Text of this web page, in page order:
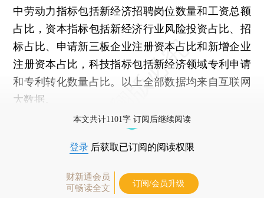
中劳动力指标包括新经济招聘岗位数量和工资总额
占比，资本指标包括新经济行业风险投资占比、招
标占比、申请新三板企业注册资本占比和新增企业
注册资本占比，科技指标包括新经济领域专利申请
和专利转化数量占比。以上全部数据均来自互联网
大数据。
本文共计1101字 订阅后继续阅读
登录 后获取已订阅的阅读权限
财新通会员
可畅读全文
订阅/会员升级